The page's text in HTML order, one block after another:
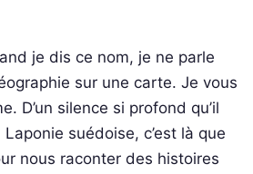
je dis ce nom, je ne parle
sur une carte. Je vous
D’un silence si profond qu’il
suédoise, c’est là que
nous raconter des histoires